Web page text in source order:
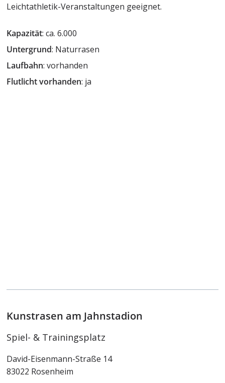
Leichtathletik-Veranstaltungen geeignet.
Kapazität: ca. 6.000
Untergrund: Naturrasen
Laufbahn: vorhanden
Flutlicht vorhanden: ja
Kunstrasen am Jahnstadion
Spiel- & Trainingsplatz
David-Eisenmann-Straße 14
83022 Rosenheim